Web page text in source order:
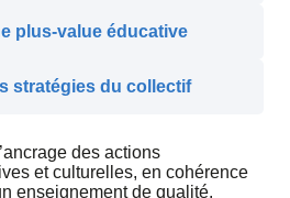
plus-value éducative
stratégies du collectif
des actions
et culturelles, en cohérence
enseignement de qualité.